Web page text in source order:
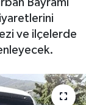
Bayramı
ve ilçelerde